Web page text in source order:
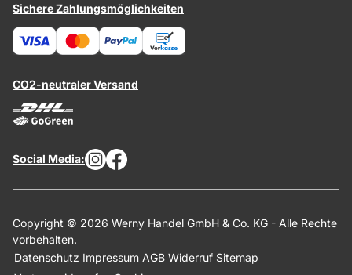
Sichere Zahlungsmöglichkeiten
CO2-neutraler Versand
Social Media:
Copyright © 2026 Werny Handel GmbH & Co. KG - Alle Rechte
vorbehalten.
Datenschutz Impressum AGB Widerruf Sitemap